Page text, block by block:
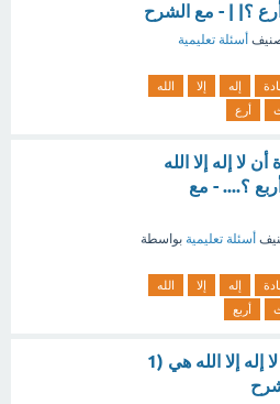
أرع ؟| | - مع الشرح
أسئلة تعليمية
إله إلا
الله
أرع
لا إله إلا الله
؟.... - مع
أسئلة تعليمية بواسطة
إله إلا
الله
أربع
أركان شهادة أن لا إله إلا الله هي (1